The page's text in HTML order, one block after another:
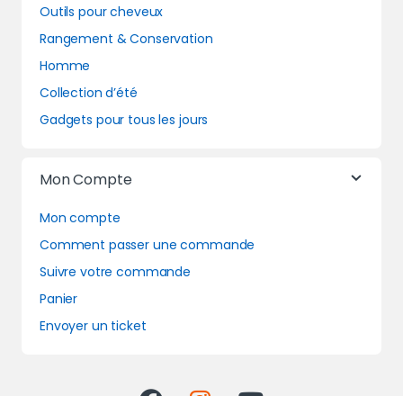
Outils pour cheveux
Rangement & Conservation
Homme
Collection d’été
Gadgets pour tous les jours
Mon Compte
Mon compte
Comment passer une commande
Suivre votre commande
Panier
Envoyer un ticket